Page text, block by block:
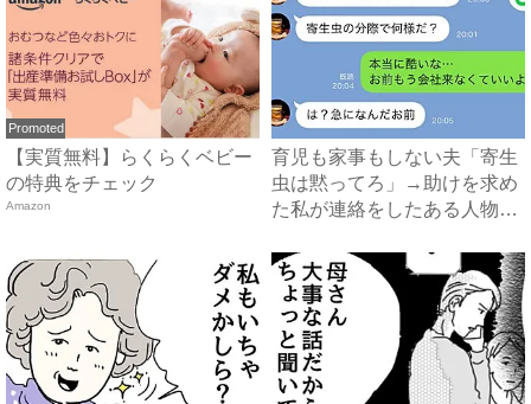
Promoted
【実質無料】らくらくベビー
の特典をチェック
Amazon
育児も家事もしない夫「寄生
虫は黙ってろ」→助けを求め
た私が連絡をしたある人物と